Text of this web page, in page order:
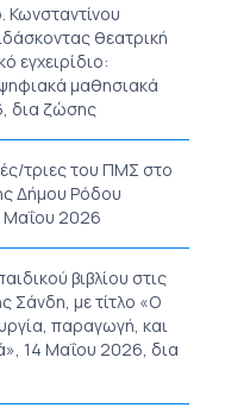
Κωνσταντίνου
θεατρική
εγχειρίδιο:
μαθησιακά
δια ζώσης
τριες του ΠΜΣ στο
Δήμου Ρόδου
Μαΐου 2026
βιβλίου στις
Σάνδη, με τίτλο «Ο
παραγωγή, και
14 Μαΐου 2026, δια